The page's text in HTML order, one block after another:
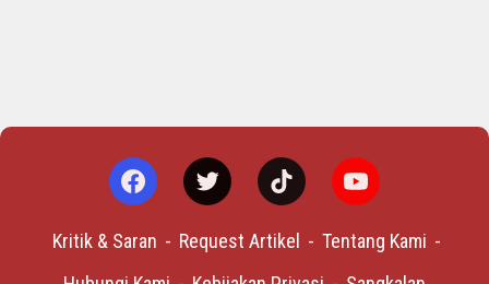
Kritik & Saran Request Artikel
Tentang Kami